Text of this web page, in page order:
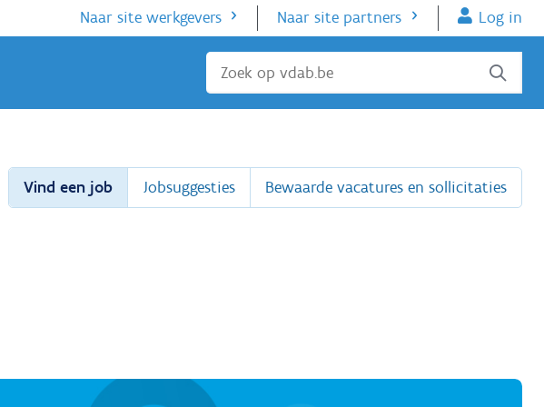
Naar site werkgevers Naar site partners Log in
Sluiten
Vind een job Jobsuggesties Bewaarde vacatures en sollicitaties